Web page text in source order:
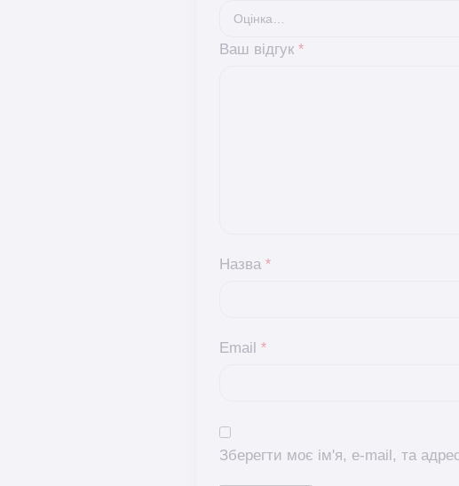
Ваш відгук *
Назва *
Email *
Зберегти моє ім'я, e-mail, та